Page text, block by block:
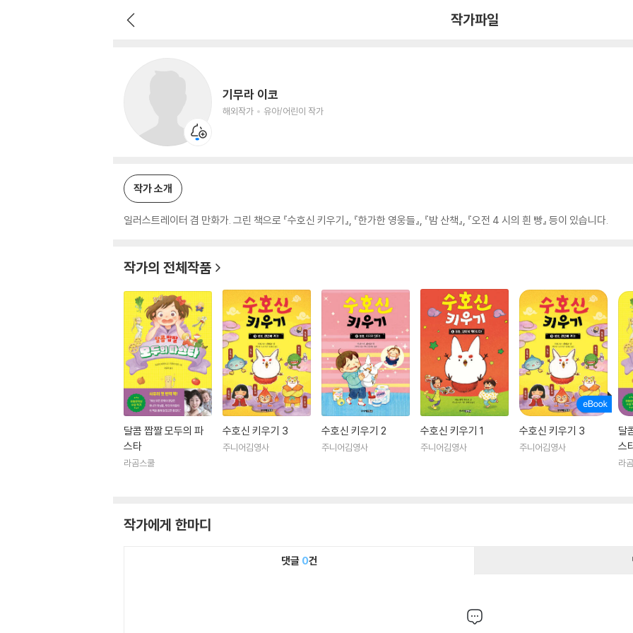
작가파일
기무라 이코
해외작가 유아/어린이 작가
작가 소개
일러스트레이터 겸 만화가. 그린 책으로 『수호신 키우기』, 『한가한 영웅들』, 『밤 산책』, 『오전 4 시의 흰 빵』 등이 있습니다.
작가의 전체작품
달콤 짭짤 모두의 파
스타
라곰스쿨
수호신 키우기 3
주니어김영사
수호신 키우기 2
주니어김영사
수호신 키우기 1
주니어김영사
수호신 키우기 3
주니어김영사
달
스
라
작가에게 한마디
댓글 0건